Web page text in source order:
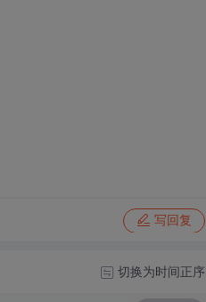
写回复
切换为时间正序